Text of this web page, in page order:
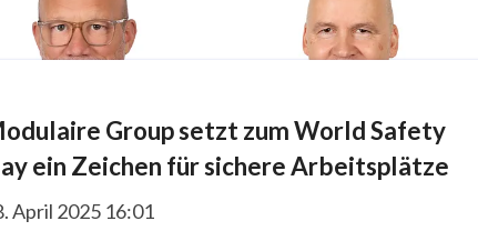
Group setzt zum World Safety
ein Zeichen für sichere Arbeitsplätze
April 2025 16:01